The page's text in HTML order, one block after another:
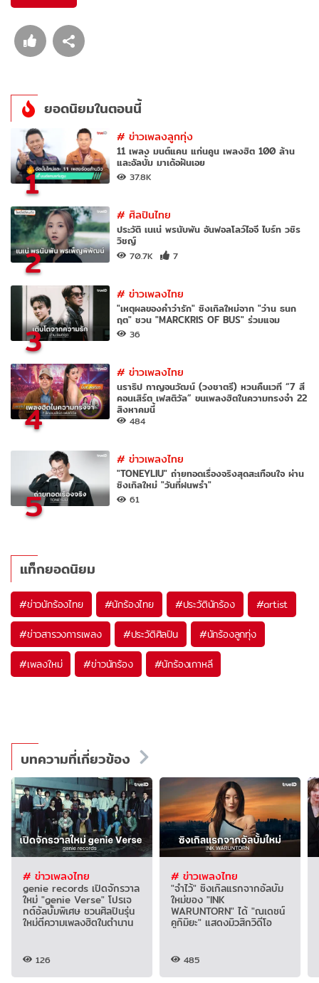
ยอดนิยมในตอนนี้
1
#ข่าวเพลงลูกทุ่ง
11 เพลง มนต์แคน แก่นคูน เพลงฮิต 100 ล้าน
และอัลบั้ม มาเด้อฝันเอย
37.8K
2
#ศิลปินไทย
ประวัติ เนเน่ พรนับพัน อันฟอลโลว์ไอจี ไบร์ท วชิร
วิชญ์
70.7K 7
3
#ข่าวเพลงไทย
"เหตุผลของคำว่ารัก" ซิงเกิลใหม่จาก "ว่าน ธนก
ฤต" ชวน "MARCKRIS OF BUS" ร่วมแจม
36
4
#ข่าวเพลงไทย
นราธิป กาญจนวัฒน์ (วงชาตรี) หวนคืนเวที “7 สี
คอนเสิร์ต เฟสติวัล” ขนเพลงฮิตในความทรงจำ 22
สิงหาคมนี้
484
5
#ข่าวเพลงไทย
"TONEYLIU" ถ่ายทอดเรื่องจริงสุดสะเทือนใจ ผ่าน
ซิงเกิลใหม่ "วันที่ฝนพรำ"
61
แท็กยอดนิยม
#ข่าวนักร้องไทย #นักร้องไทย #ประวัตินักร้อง #artist
#ข่าวสารวงการเพลง #ประวัติศิลปิน #นักร้องลูกทุ่ง
#เพลงใหม่ #ข่าวนักร้อง #นักร้องเกาหลี
บทความที่เกี่ยวข้อง
# ข่าวเพลงไทย
genie records เปิดจักรวาล
ใหม่ "genie Verse" โปรเจ
กต์อัลบั้มพิเศษ ชวนศิลปินรุ่น
ใหม่ตีความเพลงฮิตในตำนาน
126
# ข่าวเพลงไทย
"จำไว้" ซิงเกิลแรกจากอัลบั้ม
ใหม่ของ "INK
WARUNTORN" ได้ "ณเดชน์
คูกิมิยะ" แสดงมิวสิกวิดีโอ
485